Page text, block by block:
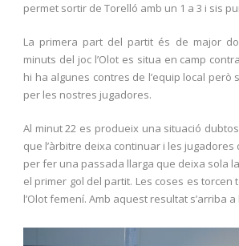
permet sortir de Torelló amb un 1 a 3 i sis
La primera part del partit és de major
minuts del joc l’Olot es situa en camp
hi ha algunes contres de l’equip local però
per les nostres jugadores.
Al minut 22 es produeix una situació
que l’àrbitre deixa continuar i les
per fer una passada llarga que deixa sola
el primer gol del partit. Les coses es torcen
l’Olot femení. Amb aquest resultat s’arriba